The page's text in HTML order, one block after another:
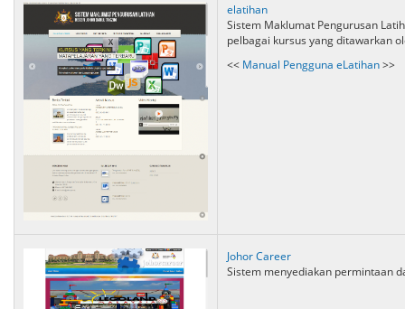
elatihan
Sistem Maklumat Pengurusan
pelbagai kursus yang ditawarkan
<< Manual Pengguna eLatihan>>
Johor Career
Sistem menyediakan permintaan